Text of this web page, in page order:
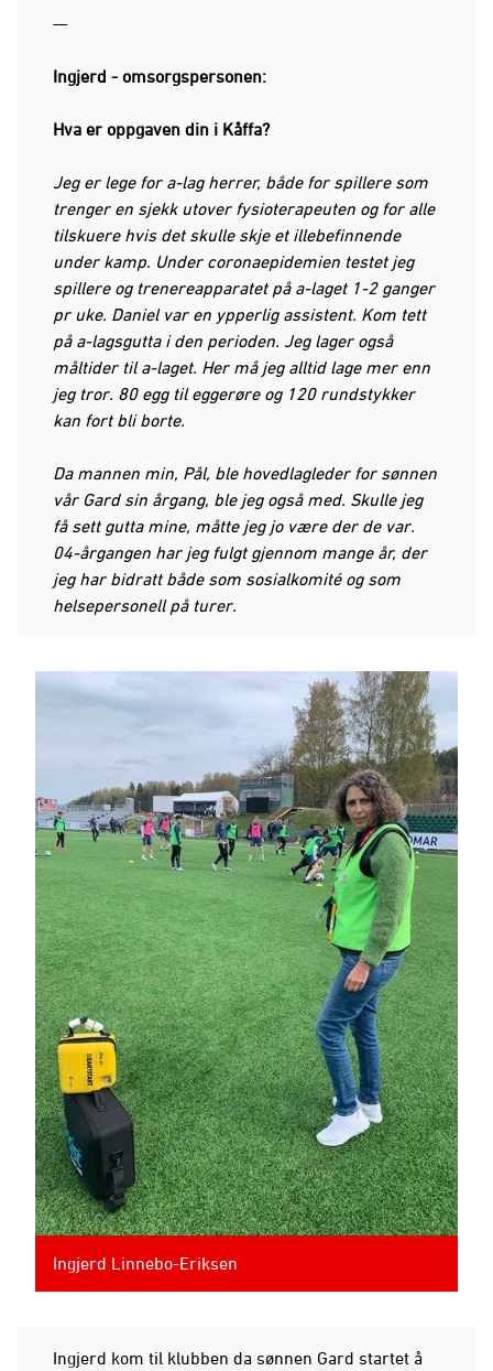
—
Ingjerd - omsorgspersonen:
Hva er oppgaven din i Kåffa?
Jeg er lege for a-lag herrer, både for spillere som
trenger en sjekk utover fysioterapeuten og for alle
tilskuere hvis det skulle skje et illebefinnende
under kamp. Under coronaepidemien testet jeg
spillere og trenereapparatet på a-laget 1-2 ganger
pr uke. Daniel var en ypperlig assistent. Kom tett
på a-lagsgutta i den perioden. Jeg lager også
måltider til a-laget. Her må jeg alltid lage mer enn
jeg tror. 80 egg til eggerøre og 120 rundstykker
kan fort bli borte.
Da mannen min, Pål, ble hovedlagleder for sønnen
vår Gard sin årgang, ble jeg også med. Skulle jeg
få sett gutta mine, måtte jeg jo være der de var.
04-årgangen har jeg fulgt gjennom mange år, der
jeg har bidratt både som sosialkomité og som
helsepersonell på turer.
Ingjerd Linnebo-Eriksen
Ingjerd kom til klubben da sønnen Gard startet å